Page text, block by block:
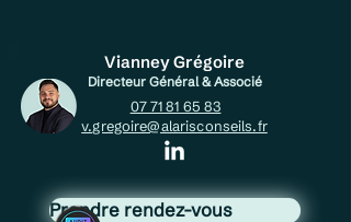
Vianney Grégoire
Directeur Général & Associé
07 71 81 65 83
v.gregoire@alarisconseils.fr
Prendre rendez-vous